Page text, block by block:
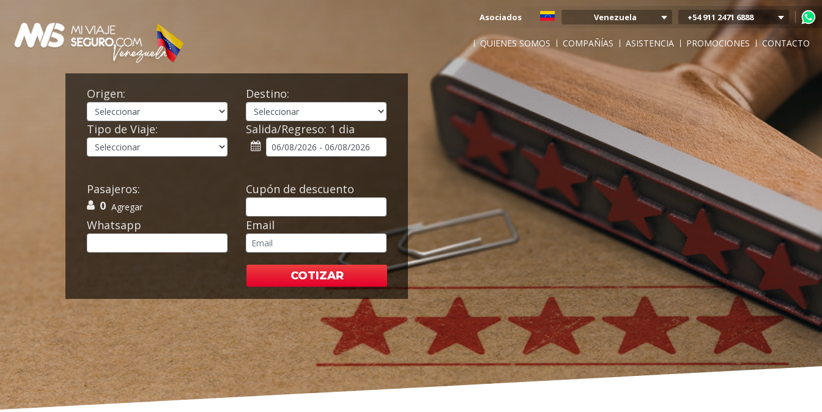
QUIENES SOMOS COMPAÑÍAS ASISTENCIA PROMOCIONES CONTACTO
+54 911 2471 6888
Venezuela
Colombia
Mexico
Uruguay
Bolivia
Peru
Asociados
Origen: Destino:
Tipo de Viaje: Salida/Regreso: 1 dia
Pasajeros:
0 Agregar
Cupón de descuento
Whatsapp Email
COTIZAR